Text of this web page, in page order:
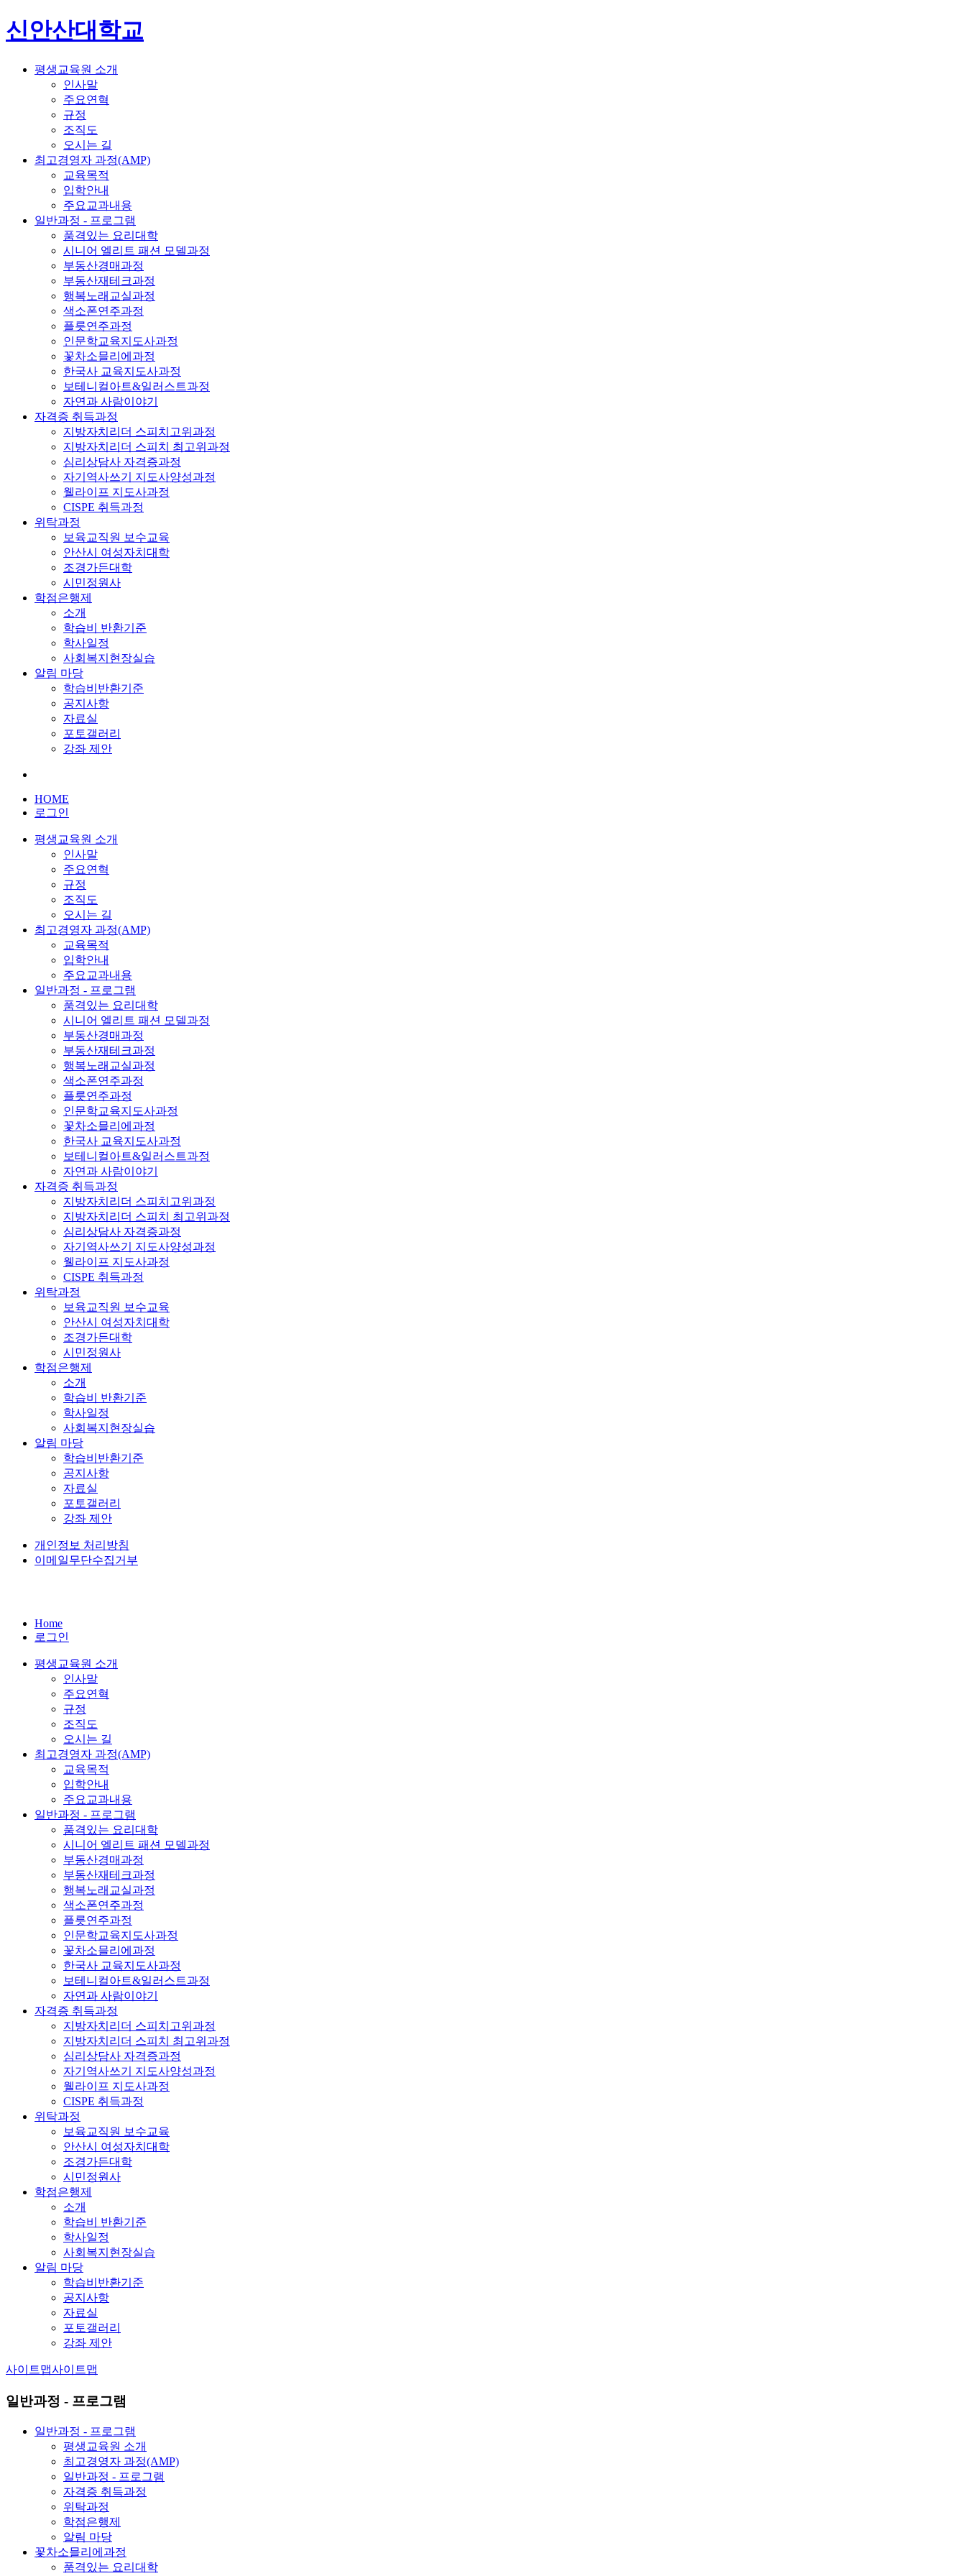
신안산대학교
평생교육원 소개
인사말
주요연혁
규정
조직도
오시는 길
최고경영자 과정(AMP)
교육목적
입학안내
주요교과내용
일반과정 - 프로그램
품격있는 요리대학
시니어 엘리트 패션 모델과정
부동산경매과정
부동산재테크과정
행복노래교실과정
색소폰연주과정
플릇연주과정
인문학교육지도사과정
꽃차소믈리에과정
한국사 교육지도사과정
보테니컬아트&일러스트과정
자연과 사람이야기
자격증 취득과정
지방자치리더 스피치고위과정
지방자치리더 스피치 최고위과정
심리상담사 자격증과정
자기역사쓰기 지도사양성과정
웰라이프 지도사과정
CISPE 취득과정
위탁과정
보육교직원 보수교육
안산시 여성자치대학
조경가든대학
시민정원사
학점은행제
소개
학습비 반환기준
학사일정
사회복지현장실습
알림 마당
학습비반환기준
공지사항
자료실
포토갤러리
강좌 제안
HOME
로그인
평생교육원 소개
인사말
주요연혁
규정
조직도
오시는 길
최고경영자 과정(AMP)
교육목적
입학안내
주요교과내용
일반과정 - 프로그램
품격있는 요리대학
시니어 엘리트 패션 모델과정
부동산경매과정
부동산재테크과정
행복노래교실과정
색소폰연주과정
플릇연주과정
인문학교육지도사과정
꽃차소믈리에과정
한국사 교육지도사과정
보테니컬아트&일러스트과정
자연과 사람이야기
자격증 취득과정
지방자치리더 스피치고위과정
지방자치리더 스피치 최고위과정
심리상담사 자격증과정
자기역사쓰기 지도사양성과정
웰라이프 지도사과정
CISPE 취득과정
위탁과정
보육교직원 보수교육
안산시 여성자치대학
조경가든대학
시민정원사
학점은행제
소개
학습비 반환기준
학사일정
사회복지현장실습
알림 마당
학습비반환기준
공지사항
자료실
포토갤러리
강좌 제안
개인정보 처리방침
이메일무단수집거부
Home
로그인
평생교육원 소개
인사말
주요연혁
규정
조직도
오시는 길
최고경영자 과정(AMP)
교육목적
입학안내
주요교과내용
일반과정 - 프로그램
품격있는 요리대학
시니어 엘리트 패션 모델과정
부동산경매과정
부동산재테크과정
행복노래교실과정
색소폰연주과정
플릇연주과정
인문학교육지도사과정
꽃차소믈리에과정
한국사 교육지도사과정
보테니컬아트&일러스트과정
자연과 사람이야기
자격증 취득과정
지방자치리더 스피치고위과정
지방자치리더 스피치 최고위과정
심리상담사 자격증과정
자기역사쓰기 지도사양성과정
웰라이프 지도사과정
CISPE 취득과정
위탁과정
보육교직원 보수교육
안산시 여성자치대학
조경가든대학
시민정원사
학점은행제
소개
학습비 반환기준
학사일정
사회복지현장실습
알림 마당
학습비반환기준
공지사항
자료실
포토갤러리
강좌 제안
사이트맵사이트맵
일반과정 - 프로그램
일반과정 - 프로그램
평생교육원 소개
최고경영자 과정(AMP)
일반과정 - 프로그램
자격증 취득과정
위탁과정
학점은행제
알림 마당
꽃차소믈리에과정
품격있는 요리대학